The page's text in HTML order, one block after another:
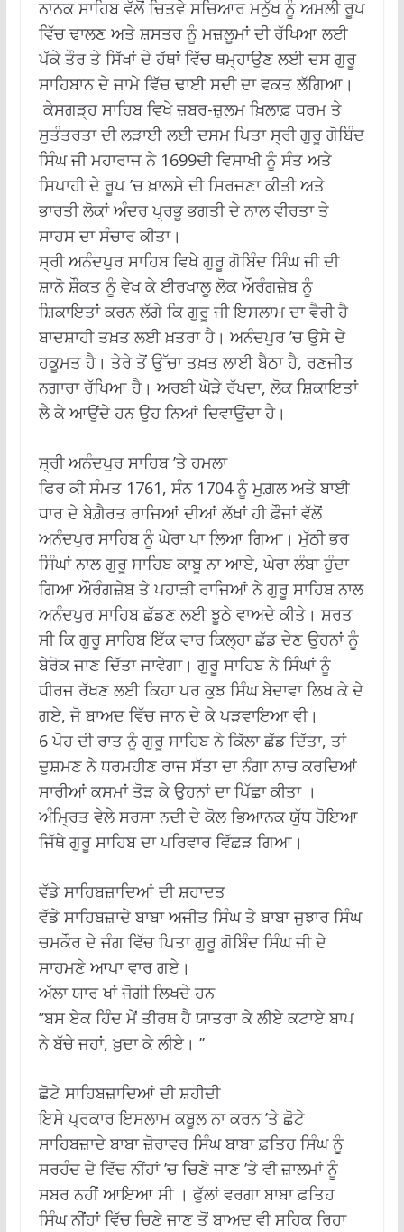
ਨਾਨਕ ਸਾਹਿਬ ਵੱਲੋਂ ਚਿਤਵੇ ਸਚਿਆਰ ਮਨੁੱਖ ਨੂੰ ਅਮਲੀ ਰੂਪ
ਵਿੱਚ ਢਾਲਣ ਅਤੇ ਸ਼ਸਤਰ ਨੂੰ ਮਜ਼ਲੂਮਾਂ ਦੀ ਰੱਖਿਆ ਲਈ
ਪੱਕੇ ਤੌਰ ਤੇ ਸਿੱਖਾਂ ਦੇ ਹੱਥਾਂ ਵਿੱਚ ਥਮ੍ਹਾਉਣ ਲਈ ਦਸ ਗੁਰੂ
ਸਾਹਿਬਾਨ ਦੇ ਜਾਮੇ ਵਿੱਚ ਢਾਈ ਸਦੀ ਦਾ ਵਕਤ ਲੱਗਿਆ।
ਕੇਸਗੜ੍ਹ ਸਾਹਿਬ ਵਿਖੇ ਜ਼ਬਰ-ਜ਼ੁਲਮ ਖ਼ਿਲਾਫ਼ ਧਰਮ ਤੇ
ਸੁਤੰਤਰਤਾ ਦੀ ਲੜਾਈ ਲਈ ਦਸਮ ਪਿਤਾ ਸ੍ਰੀ ਗੁਰੂ ਗੋਬਿੰਦ
ਸਿੰਘ ਜੀ ਮਹਾਰਾਜ ਨੇ 1699ਦੀ ਵਿਸਾਖੀ ਨੂੰ ਸੰਤ ਅਤੇ
ਸਿਪਾਹੀ ਦੇ ਰੂਪ ’ਚ ਖ਼ਾਲਸੇ ਦੀ ਸਿਰਜਣਾ ਕੀਤੀ ਅਤੇ
ਭਾਰਤੀ ਲੋਕਾਂ ਅੰਦਰ ਪ੍ਰਭੂ ਭਗਤੀ ਦੇ ਨਾਲ ਵੀਰਤਾ ਤੇ
ਸਾਹਸ ਦਾ ਸੰਚਾਰ ਕੀਤਾ।
ਸ੍ਰੀ ਅਨੰਦਪੁਰ ਸਾਹਿਬ ਵਿਖੇ ਗੁਰੂ ਗੋਬਿੰਦ ਸਿੰਘ ਜੀ ਦੀ
ਸ਼ਾਨੋ ਸ਼ੌਕਤ ਨੂੰ ਵੇਖ ਕੇ ਈਰਖਾਲੂ ਲੋਕ ਔਰੰਗਜ਼ੇਬ ਨੂੰ
ਸ਼ਿਕਾਇਤਾਂ ਕਰਨ ਲੱਗੇ ਕਿ ਗੁਰੂ ਜੀ ਇਸਲਾਮ ਦਾ ਵੈਰੀ ਹੈ
ਬਾਦਸ਼ਾਹੀ ਤਖ਼ਤ ਲਈ ਖ਼ਤਰਾ ਹੈ। ਅਨੰਦਪੁਰ ’ਚ ਉਸੇ ਦੇ
ਹਕੂਮਤ ਹੈ। ਤੇਰੇ ਤੋਂ ਉੱਚਾ ਤਖ਼ਤ ਲਾਈ ਬੈਠਾ ਹੈ, ਰਣਜੀਤ
ਨਗਾਰਾ ਰੱਖਿਆ ਹੈ। ਅਰਬੀ ਘੋੜੇ ਰੱਖਦਾ, ਲੋਕ ਸ਼ਿਕਾਇਤਾਂ
ਲੈ ਕੇ ਆਉਂਦੇ ਹਨ ਉਹ ਨਿਆਂ ਦਿਵਾਉਂਦਾ ਹੈ।
ਸ੍ਰੀ ਅਨੰਦਪੁਰ ਸਾਹਿਬ ’ਤੇ ਹਮਲਾ
ਫਿਰ ਕੀ ਸੰਮਤ 1761, ਸੰਨ 1704 ਨੂੰ ਮੁਗ਼ਲ ਅਤੇ ਬਾਈ
ਧਾਰ ਦੇ ਬੇਗ਼ੈਰਤ ਰਾਜਿਆਂ ਦੀਆਂ ਲੱਖਾਂ ਹੀ ਫ਼ੌਜਾਂ ਵੱਲੋਂ
ਅਨੰਦਪੁਰ ਸਾਹਿਬ ਨੂੰ ਘੇਰਾ ਪਾ ਲਿਆ ਗਿਆ। ਮੁੱਠੀ ਭਰ
ਸਿੰਘਾਂ ਨਾਲ ਗੁਰੂ ਸਾਹਿਬ ਕਾਬੂ ਨਾ ਆਏ, ਘੇਰਾ ਲੰਬਾ ਹੁੰਦਾ
ਗਿਆ ਔਰੰਗਜ਼ੇਬ ਤੇ ਪਹਾੜੀ ਰਾਜਿਆਂ ਨੇ ਗੁਰੂ ਸਾਹਿਬ ਨਾਲ
ਅਨੰਦਪੁਰ ਸਾਹਿਬ ਛੱਡਣ ਲਈ ਝੂਠੇ ਵਾਅਦੇ ਕੀਤੇ। ਸ਼ਰਤ
ਸੀ ਕਿ ਗੁਰੂ ਸਾਹਿਬ ਇੱਕ ਵਾਰ ਕਿਲ੍ਹਾ ਛੱਡ ਦੇਣ ਉਹਨਾਂ ਨੂੰ
ਬੇਰੋਕ ਜਾਣ ਦਿੱਤਾ ਜਾਵੇਗਾ। ਗੁਰੂ ਸਾਹਿਬ ਨੇ ਸਿੰਘਾਂ ਨੂੰ
ਧੀਰਜ ਰੱਖਣ ਲਈ ਕਿਹਾ ਪਰ ਕੁਝ ਸਿੰਘ ਬੇਦਾਵਾ ਲਿਖ ਕੇ ਦੇ
ਗਏ, ਜੋ ਬਾਅਦ ਵਿੱਚ ਜਾਨ ਦੇ ਕੇ ਪੜਵਾਇਆ ਵੀ।
6 ਪੋਹ ਦੀ ਰਾਤ ਨੂੰ ਗੁਰੂ ਸਾਹਿਬ ਨੇ ਕਿੱਲਾ ਛੱਡ ਦਿੱਤਾ, ਤਾਂ
ਦੁਸ਼ਮਣ ਨੇ ਧਰਮਹੀਣ ਰਾਜ ਸੱਤਾ ਦਾ ਨੰਗਾ ਨਾਚ ਕਰਦਿਆਂ
ਸਾਰੀਆਂ ਕਸਮਾਂ ਤੋੜ ਕੇ ਉਹਨਾਂ ਦਾ ਪਿੱਛਾ ਕੀਤਾ ।
ਅੰਮ੍ਰਿਤ ਵੇਲੇ ਸਰਸਾ ਨਦੀ ਦੇ ਕੋਲ ਭਿਆਨਕ ਯੁੱਧ ਹੋਇਆ
ਜਿੱਥੇ ਗੁਰੂ ਸਾਹਿਬ ਦਾ ਪਰਿਵਾਰ ਵਿੱਛੜ ਗਿਆ।
ਵੱਡੇ ਸਾਹਿਬਜ਼ਾਦਿਆਂ ਦੀ ਸ਼ਹਾਦਤ
ਵੱਡੇ ਸਾਹਿਬਜ਼ਾਦੇ ਬਾਬਾ ਅਜੀਤ ਸਿੰਘ ਤੇ ਬਾਬਾ ਜੁਝਾਰ ਸਿੰਘ
ਚਮਕੌਰ ਦੇ ਜੰਗ ਵਿੱਚ ਪਿਤਾ ਗੁਰੂ ਗੋਬਿੰਦ ਸਿੰਘ ਜੀ ਦੇ
ਸਾਹਮਣੇ ਆਪਾ ਵਾਰ ਗਏ।
ਅੱਲਾ ਯਾਰ ਖਾਂ ਜੋਗੀ ਲਿਖਦੇ ਹਨ
’’ਬਸ ਏਕ ਹਿੰਦ ਮੇਂ ਤੀਰਥ ਹੈ ਯਾਤਰਾ ਕੇ ਲੀਏ ਕਟਾਏ ਬਾਪ
ਨੇ ਬੱਚੇ ਜਹਾਂ, ਖ਼ੁਦਾ ਕੇ ਲੀਏ। ’’
ਛੋਟੇ ਸਾਹਿਬਜ਼ਾਦਿਆਂ ਦੀ ਸ਼ਹੀਦੀ
ਇਸੇ ਪ੍ਰਕਾਰ ਇਸਲਾਮ ਕਬੂਲ ਨਾ ਕਰਨ ’ਤੇ ਛੋਟੇ
ਸਾਹਿਬਜ਼ਾਦੇ ਬਾਬਾ ਜ਼ੋਰਾਵਰ ਸਿੰਘ ਬਾਬਾ ਫ਼ਤਿਹ ਸਿੰਘ ਨੂੰ
ਸਰਹੰਦ ਦੇ ਵਿੱਚ ਨੀਂਹਾਂ ’ਚ ਚਿਣੇ ਜਾਣ ’ਤੇ ਵੀ ਜ਼ਾਲਮਾਂ ਨੂੰ
ਸਬਰ ਨਹੀਂ ਆਇਆ ਸੀ । ਫੁੱਲਾਂ ਵਰਗਾ ਬਾਬਾ ਫ਼ਤਿਹ
ਸਿੰਘ ਨੀਂਹਾਂ ਵਿੱਚ ਚਿਣੇ ਜਾਣ ਤੋਂ ਬਾਅਦ ਵੀ ਸਹਿਕ ਰਿਹਾ